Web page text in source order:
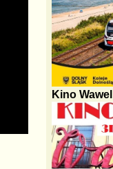
Kino Wawel